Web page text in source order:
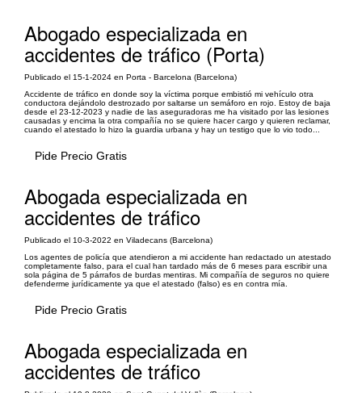
Abogado especializada en
accidentes de tráfico (Porta)
Publicado el 15-1-2024 en Porta - Barcelona (Barcelona)
Accidente de tráfico en donde soy la víctima porque embistió mi vehículo otra
conductora dejándolo destrozado por saltarse un semáforo en rojo. Estoy de baja
desde el 23-12-2023 y nadie de las aseguradoras me ha visitado por las lesiones
causadas y encima la otra compañía no se quiere hacer cargo y quieren reclamar,
cuando el atestado lo hizo la guardia urbana y hay un testigo que lo vio todo...
Pide Precio Gratis
Abogada especializada en
accidentes de tráfico
Publicado el 10-3-2022 en Viladecans (Barcelona)
Los agentes de policía que atendieron a mi accidente han redactado un atestado
completamente falso, para el cual han tardado más de 6 meses para escribir una
sola página de 5 párrafos de burdas mentiras. Mi compañía de seguros no quiere
defenderme jurídicamente ya que el atestado (falso) es en contra mía.
Pide Precio Gratis
Abogada especializada en
accidentes de tráfico